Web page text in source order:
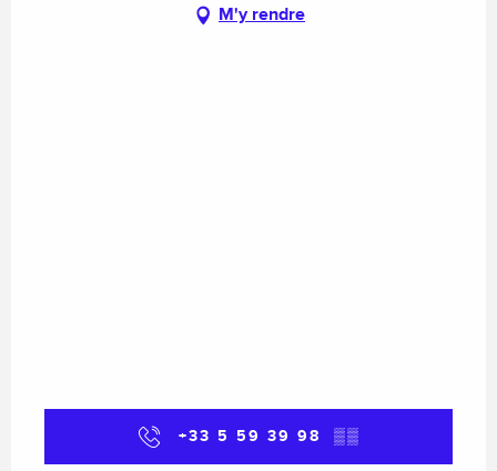
M'y rendre
+33 5 59 39 98 ▒▒